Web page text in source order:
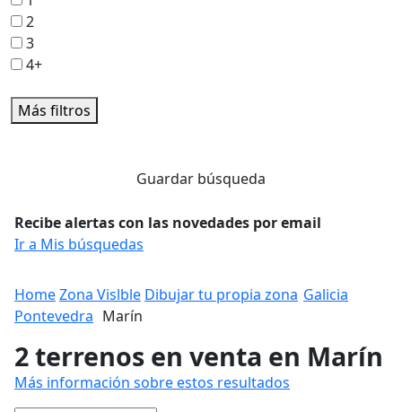
2
3
4+
Más filtros
Guardar búsqueda
Recibe alertas con las novedades por email
Ir a Mis búsquedas
HomeZona Vislble Dibujar tu propia zona Galicia
Pontevedra Marín
2 terrenos en venta en Marín
Más información sobre estos resultados